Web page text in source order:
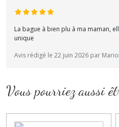
La bague à bien plu à ma maman,
unique
Avis rédigé le 22 juin 2026 par
Vous pourriez aussi